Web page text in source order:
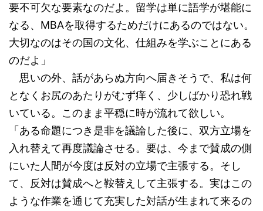
要不可欠な要素なのだよ。留学は単に語学が堪能に
なる、MBAを取得するためだけにあるのではない。
大切なのはその国の文化、仕組みを学ぶことにある
のだよ」
思いの外、話があらぬ方向へ届きそうで、私は何
となくお尻のあたりがむず痒く、少しばかり恐れ戦
いている。このまま平穏に時が流れて欲しい。
「ある命題につき是非を議論した後に、双方立場を
入れ替えて再度議論させる。要は、今まで賛成の側
にいた人間が今度は反対の立場で主張する。そし
て、反対は賛成へと鞍替えして主張する。実はこの
ような作業を通じて充実した対話が生まれて来るの